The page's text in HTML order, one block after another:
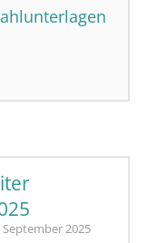
September 2025